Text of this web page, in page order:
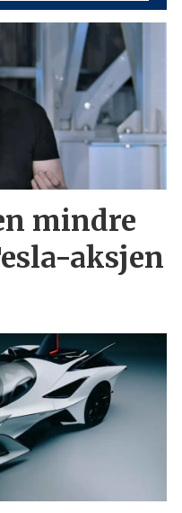
mindre
aksjen